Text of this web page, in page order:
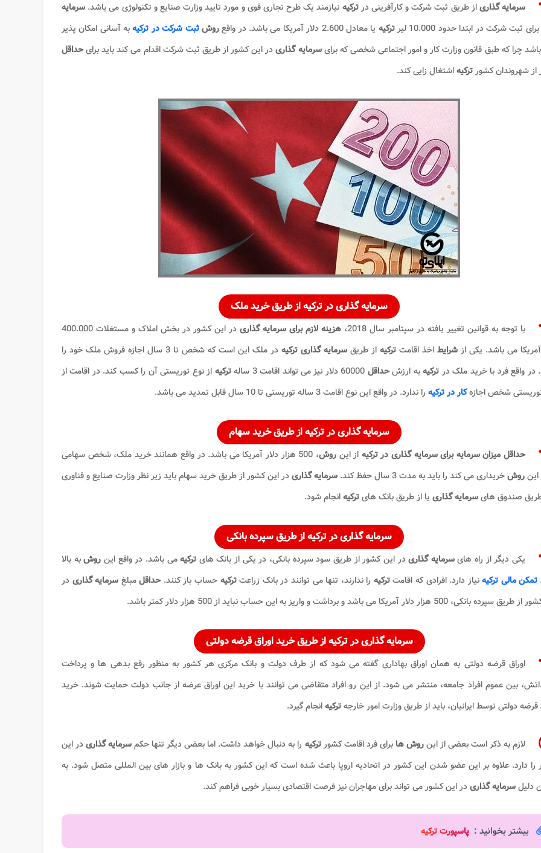
سرمایه گذاریاز طریق ثبت شرکت و کارآفرینی درترکیه نیازمند یک طرح تجاری قوی و مورد تایید وزارت صنایع و تکنولوژی می باشد. سرمایه
ثبت شرکت در ابتدا حدود 10.000 لیر
ترکیه یا معادل 2.600 دلار آمریکا می باشد. در واقع روشثبت شرکت در ترکیهبه آسانی امکان پذیر
چرا که طبق قانون وزارت کار و امور اجتماعی شخصی که برایسرمایه گذاریدر این کشور از طریق ثبت شرکت اقدام می کند باید برایحداقل
ترکیهاشتغال زایی کند.
سرمایه گذاری در ترکیهاز طریق خرید ملک
با توجه به قوانین تغییر یافته در سپتامبر سال 2018، هزینه لازم برای سرمایه گذاری
در این کشور در بخش املاک و مستغلات 400.000
می باشد. یکی از شرایط اخذ اقامت ترکیه از طریق سرمایه گذاری ترکیه
در ملک این است که شخص تا 3 سال اجازه فروش ملک خود را
در واقع فرد با خرید ملک در ترکیهبه ارزشحداقل ترکیه از نوع توریستی آن را کسب کند. در اقامت از
شخص اجازهکار در ترکیه را ندارد. در واقع این نوع اقامت 3 ساله توریستی تا 10 سال قابل تمدید می باشد.
سرمایه گذاری در ترکیهاز طریق خرید سهام
حداقل میزان سرمایه برای سرمایه گذاری در ترکیه از اینروش
، 500 هزار دلار آمریکا می ‌باشد. در واقع همانند خرید ملک، شخص سهامی
اینروشخریداری می کند را باید به مدت 3 سال حفظ کند. سرمایه گذاریدر این کشوراز طریق خرید سهام باید زیر نظر وزارت صنایع و فناوری
صندوق‌ هایسرمایه‌ گذاری یا از طریق بانک‌ هایترکیهانجام شود.
سرمایه گذاری در ترکیهاز طریق سپرده بانکی
یکی دیگر از راه‌ هایسرمایه گذاریدر این کشور از طریق سود سپرده بانکی، در یکی از بانک ‌های ترکیهمی باشد. در واقع این روشبه بالا
تمکن مالی ترکیهنیاز دارد. افرادی که اقامتترکیه را ندارند، تنها می‌ توانند در بانک زراعتترکیه حساب باز کنند.حداقلمبلغ سرمایه گذاری در
بانکی، 500 هزار دلار آمریکا می باشد و برداشت و واریز به این حساب نباید از 500 هزار دلار کمتر باشد.
سرمایه گذاری در ترکیهاز طریق خرید اوراق قرضه دولتی
اوراق قرضه دولتی به همان اوراق بهاداری گفته می ‌شود که از طرف دولت و بانک مرکزی هر کشور به منظور رفع‌ بدهی ‌ها و پرداخت
بین عموم افراد جامعه، منتشر می ‌شود. از این رو افراد متقاضی می ‌توانند با خرید این اوراق عرضه از جانب دولت حمایت شوند. خرید
قرضه دولتی توسط ایرانیان، باید از طریق وزارت امور خارجهترکیهانجام گیرد.
لازم به ذکر است بعضی از اینروش ها برای فرد اقامت کشورترکیه را به دنبال خواهد داشت. اما بعضی دیگر تنها حکمسرمایه گذاریدر این
را دارد. علاوه بر این عضو شدن این کشور در اتحادیه اروپا باعث شده است که این کشور به بانک ها و بازار های بین المللی متصل شود. به
دلیلسرمایه گذاریدر این کشور می تواند برای مهاجران نیز فرصت اقتصادی بسیار خوبی فراهم کند.
بیشتر بخوانید : پاسپورت ترکیه